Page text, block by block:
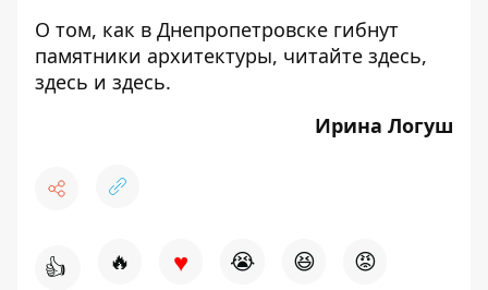
О том, как в Днепропетровске гибнут
памятники архитектуры, читайте здесь,
здесь и здесь.
Ирина Логуш
👍 🔥 ♥ 😭 😆 😡